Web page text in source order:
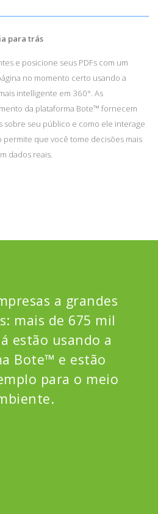
para trás
e posicione seus PDFs com um
no momento certo usando a
intelligente em 360°. As
da plataforma Bote™ fornecem
sobre seu público e como ele interage
permite que você tome decisões mais
dados reais.
a grandes
mais de 675 mil
estão usando a
Bote™ e estão
para o meio